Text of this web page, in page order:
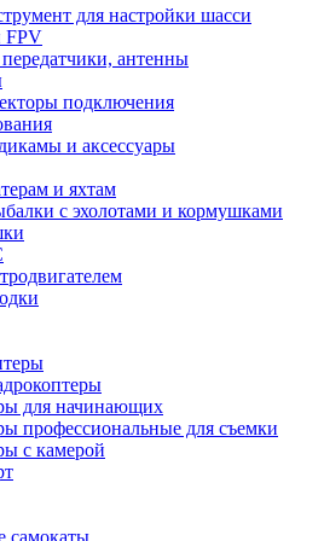
для настройки шасси
FPV
антенны
подключения
и аксессуары
и яхтам
с эхолотами и кормушками
для начинающих
профессиональные для съемки
с камерой
самокаты